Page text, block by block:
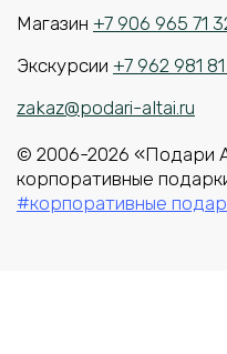
Магазин +7 906 965 71
Экскурсии +7 962 981 81
zakaz@podari-altai.ru
© 2006-2026 «Подари
корпоративные
#корпоративные